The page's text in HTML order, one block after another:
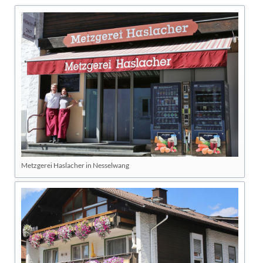
Metzgerei Haslacher in Nesselwang